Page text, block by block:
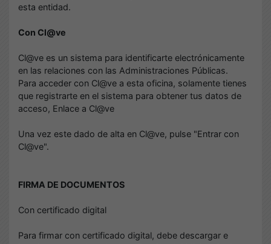
esta entidad.
Con Cl@ve
Cl@ve es un sistema para identificarte electrónicamente
en las relaciones con las Administraciones Públicas.
Para acceder con Cl@ve a esta oficina, solamente tienes
que registrarte en el sistema para obtener tus datos de
acceso, Enlace a Cl@ve
Una vez este dado de alta en Cl@ve, pulse "Entrar con
Cl@ve".
FIRMA DE DOCUMENTOS
Con certificado digital
Para firmar con certificado digital, debe descargar e